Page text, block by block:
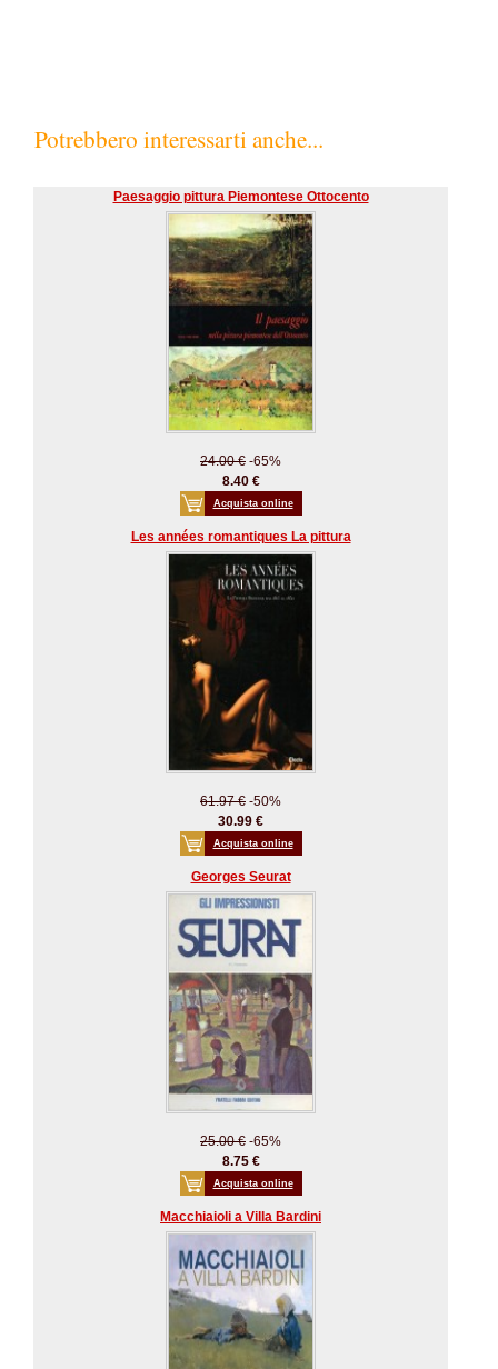
Potrebbero interessarti anche...
Paesaggio pittura Piemontese Ottocento
24.00 € -65%
8.40 €
Acquista online
Les années romantiques La pittura
61.97 € -50%
30.99 €
Acquista online
Georges Seurat
25.00 € -65%
8.75 €
Acquista online
Macchiaioli a Villa Bardini